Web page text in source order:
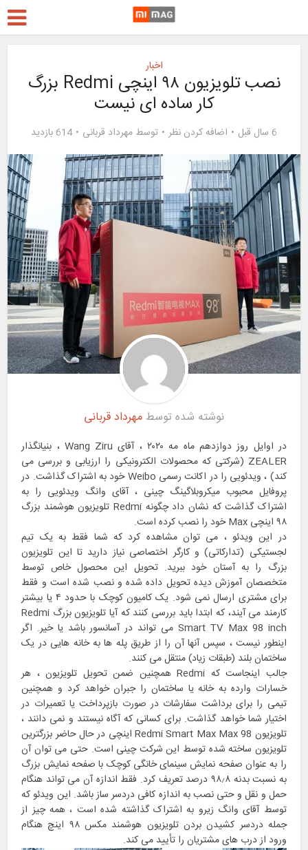
اخبار
نصب تلویزیون ۹۸ اینچی Redmi بزرگ
کار ساده ای نیست
6 سال قبل اضافه کردن نظر توسط مهرداد قربانی 614 بازدید
نوشته شده توسطمهرداد قربانی
در اوایل روز دوازدهم ماه مه ۲۰۲۰ ، آقای Wang Ziru ، بنیانگذار
ZEALER (شرکتی که محصولات الکترونیکی را ارزیابی و بررسی می
کند) ، ویدئویی را در اکانت رسمی Weibo خود به اشتراک گذاشت. در
پروفایل محبوب میکروبلاگینگ چینی ، آقای وانگ ویدئویی را به
اشتراک گذاشت که نشان داد چگونه Redmi تلویزیون هوشمند بزرگ
۹۸ اینچی Max خود را نصب کرده است.
در این ویدئو ، می توان مشاهده کرد که شما فقط به یک تیم
لجستیکی (تدارکاتی) و کارگر اختصاصی نیاز دارید تا این تلویزیون
بزرگ را به آستان خود ببرید. تحویل این محصول خاص توسط
متخصصان آموزش دیده تحویل داده شده و نصب شده است و فقط
برای مشتری ارسال نمی شود. یک کامیون کوچک با حدود ۴ یا بیشتر
کارمند می آیند، که ابتدا باید بررسی کنند که آیا تلویزیون بزرگ Redmi
Smart TV Max 98 inch می تواند در آسانسور باشد یا خیر. اگر
اینطور نیست ، سپس آنها آن را از طریق پله ها به خانه هایی در یک
ساختمان بلند (طبقات زیاد) منتقل می کنند.
جالب اینجاست که Redmi همچنین ضمن تحویل تلویزیون ، هر
خسارات وارده به خانه یا ساختمان را جبران خواهد کرد و همچنین
تیمی را برای برداشت سفارشات در صورت بازپرداخت یا تعمیرات در
اختیار شما خواهد گذاشت. برای کسانی که آگاه نیستند و نمی دانند ،
تلویزیون Redmi Smart Max Max 98 اینچی در حال حاضر بزرگترین
تلویزیون ساخته شده توسط این شرکت چینی است. حتی می توان آن
را به عنوان صفحه نمایش سینمای خانگی کوچک با صفحه نمایش بزرگ
به نسبت بدنه ۹۸٫۸ درصد تعریف کرد. فقط اندازه آن می تواند هنگام
حمل و نقل و حتی نصب به اندازه کافی دردسر ساز باشد. این ویدئو که
توسط آقای وانگ زیرو به اشتراک گذاشته شده است ، همه چیز از
جمله دردسر کشیدن بردن تلویزیون هوشمند مکس ۹۸ اینچ هنگام
ورود از درب های مشتریان را تأیید می کند.